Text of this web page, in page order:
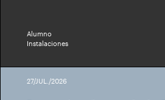
Alumno
Instalaciones
27/JUL./2026